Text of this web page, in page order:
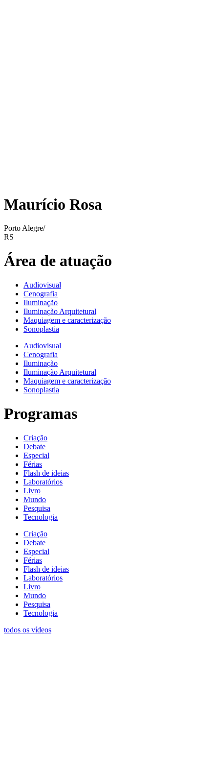
Maurício Rosa
Porto Alegre/
RS
Área de atuação
Audiovisual
Cenografia
Iluminação
Iluminação Arquitetural
Maquiagem e caracterização
Sonoplastia
Audiovisual
Cenografia
Iluminação
Iluminação Arquitetural
Maquiagem e caracterização
Sonoplastia
Programas
Criação
Debate
Especial
Férias
Flash de ideias
Laboratórios
Livro
Mundo
Pesquisa
Tecnologia
Criação
Debate
Especial
Férias
Flash de ideias
Laboratórios
Livro
Mundo
Pesquisa
Tecnologia
todos os vídeos